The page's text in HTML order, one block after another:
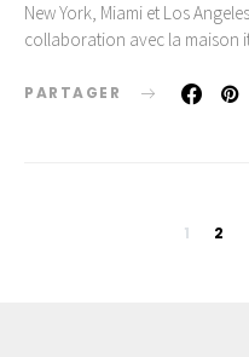
New York, Miami et Los
collaboration avec la maison
PARTAGER
1 2